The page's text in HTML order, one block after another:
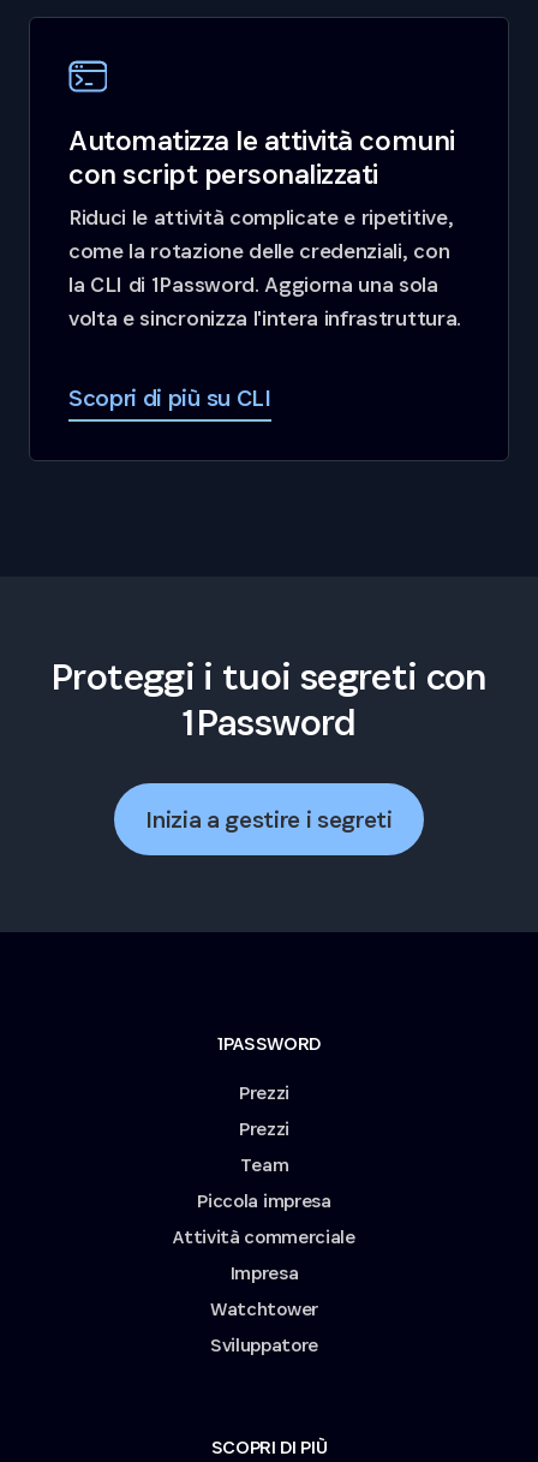
Automatizza le attività comuni
con script personalizzati
Riduci le attività complicate e ripetitive,
come la rotazione delle credenziali, con
la CLI di 1Password. Aggiorna una sola
volta e sincronizza l'intera infrastruttura.
Scopri di più su CLI
Proteggi i tuoi segreti con
1Password
Inizia a gestire i segreti
1PASSWORD
Prezzi
Prezzi
Team
Piccola impresa
Attività commerciale
Impresa
Watchtower
Sviluppatore
SCOPRI DI PIÙ